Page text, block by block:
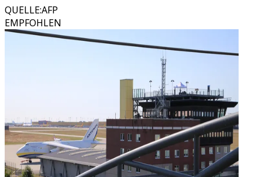
QUELLE:AFP
EMPFOHLEN